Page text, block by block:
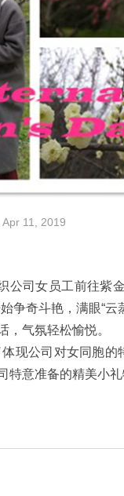
Apr 11, 2019
司女员工前往紫
争奇斗艳，满眼“
气氛轻松愉悦。
现公司对女同胞
意准备的精美小礼